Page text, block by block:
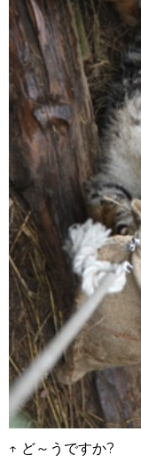
↑ ど～うですか?